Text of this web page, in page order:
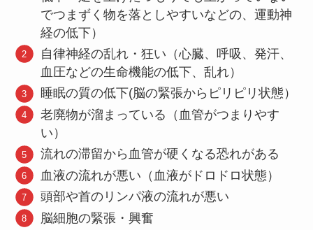
でつまずく物を落としやすいなどの、運動神
経の低下）
自律神経の乱れ・狂い（心臓、呼吸、発汗、
血圧などの生命機能の低下、乱れ）
睡眠の質の低下(脳の緊張からピリピリ状態）
老廃物が溜まっている（血管がつまりやす
い）
流れの滞留から血管が硬くなる恐れがある
血液の流れが悪い（血液がドロドロ状態）
頭部や首のリンパ液の流れが悪い
脳細胞の緊張・興奮